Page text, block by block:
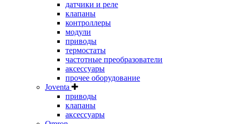
датчики и реле
клапаны
контроллеры
модули
приводы
термостаты
частотные преобразователи
аксессуары
прочее оборудование
Joventa
приводы
клапаны
аксессуары